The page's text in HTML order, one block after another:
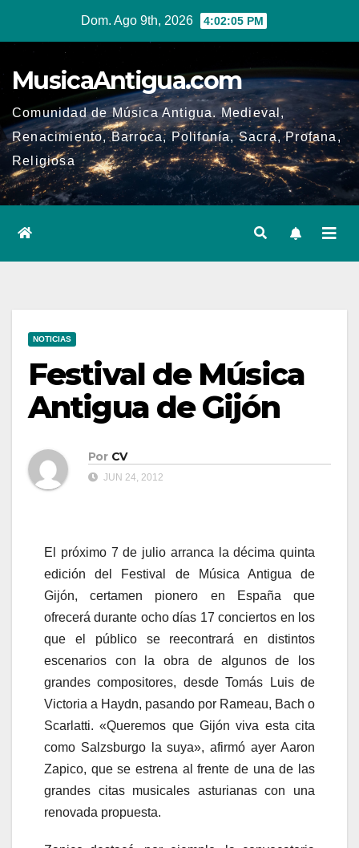
Dom. Ago 9th, 2026 4:02:05 PM
MusicaAntigua.com
Comunidad de Música Antigua. Medieval,
Renacimiento, Barroca, Polifonía, Sacra, Profana,
Religiosa
NOTICIAS
Festival de Música
Antigua de Gijón
Por CV
JUN 24, 2012
El próximo 7 de julio arranca la décima quinta
edición del Festival de Música Antigua de
Gijón, certamen pionero en España que
ofrecerá durante ocho días 17 conciertos en los
que el público se reecontrará en distintos
escenarios con la obra de algunos de los
grandes compositores, desde Tomás Luis de
Victoria a Haydn, pasando por Rameau, Bach o
Scarlatti. «Queremos que Gijón viva esta cita
como Salzsburgo la suya», afirmó ayer Aaron
Zapico, que se estrena al frente de una de las
grandes citas musicales asturianas con una
renovada propuesta.